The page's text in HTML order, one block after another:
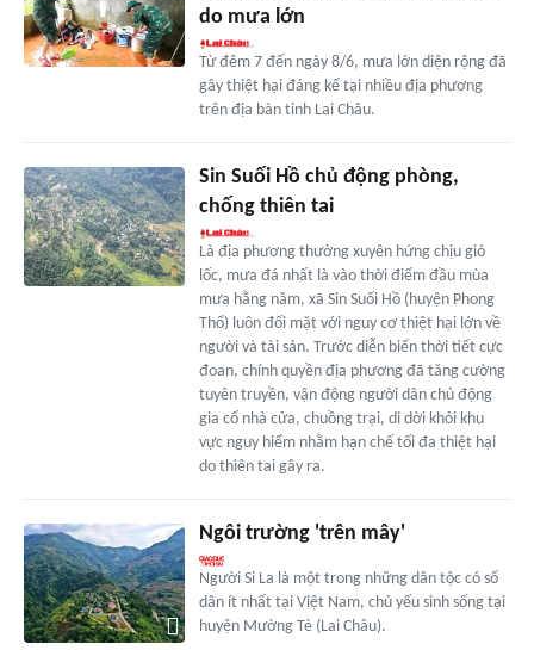
do mưa lớn
Từ đêm 7 đến ngày 8/6, mưa lớn diện rộng đã
gây thiệt hại đáng kể tại nhiều địa phương
trên địa bàn tỉnh Lai Châu.
Sin Suối Hồ chủ động phòng,
chống thiên tai
Là địa phương thường xuyên hứng chịu gió
lốc, mưa đá nhất là vào thời điểm đầu mùa
mưa hằng năm, xã Sin Suối Hồ (huyện Phong
Thổ) luôn đối mặt với nguy cơ thiệt hại lớn về
người và tài sản. Trước diễn biến thời tiết cực
đoan, chính quyền địa phương đã tăng cường
tuyên truyền, vận động người dân chủ động
gia cố nhà cửa, chuồng trại, di dời khỏi khu
vực nguy hiểm nhằm hạn chế tối đa thiệt hại
do thiên tai gây ra.
Ngôi trường 'trên mây'
Người Si La là một trong những dân tộc có số
dân ít nhất tại Việt Nam, chủ yếu sinh sống tại
huyện Mường Tè (Lai Châu).